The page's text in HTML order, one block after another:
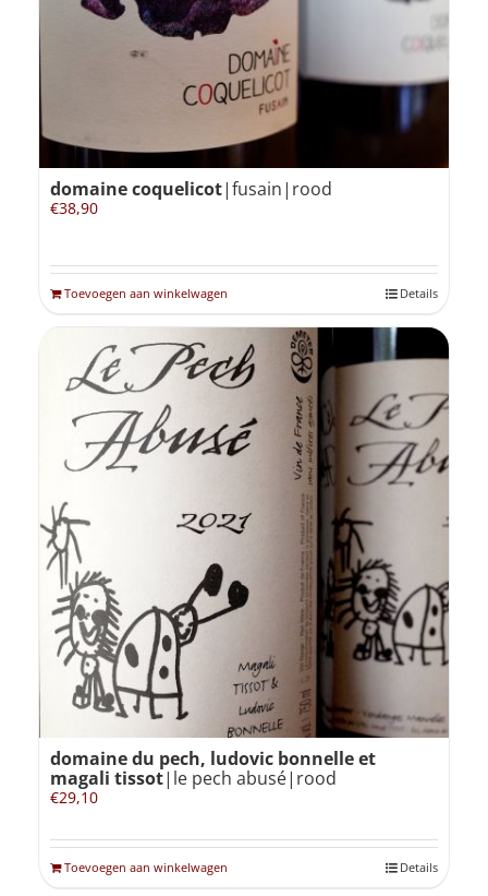
domaine coquelicot|fusain|rood
€38,90
Toevoegen aan winkelwagen Details
domaine du pech, ludovic bonnelle et
magali tissot|le pech abusé|rood
€29,10
Toevoegen aan winkelwagen Details